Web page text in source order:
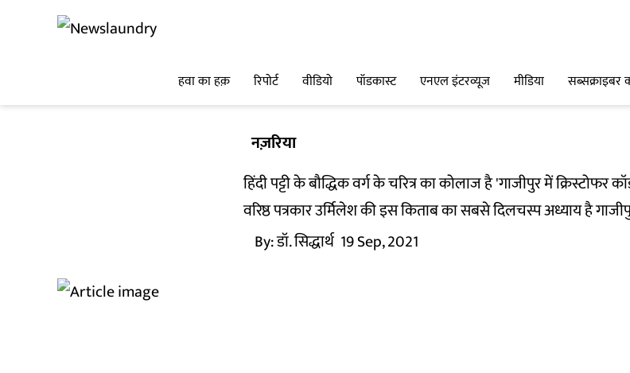
हवा का हक़ रिपोर्ट वीडियो पॉडकास्ट एनएल इंटरव्यूज मीडिया सब्सक्राइबर
नज़रिया
हिंदी पट्टी के बौद्धिक वर्ग के चरित्र का कोलाज है 'गाजीपुर में क्रिस्टोफर
वरिष्ठ पत्रकार उर्मिलेश की इस किताब का सबसे दिलचस्प अध्याय है
By:डॉ. सिद्धार्थ 19 Sep, 2021